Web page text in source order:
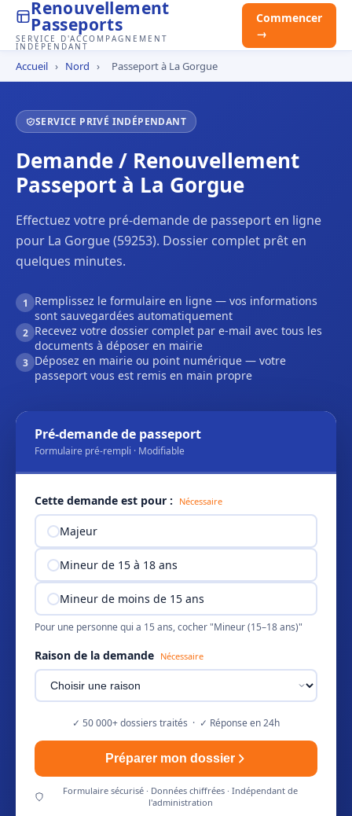
Renouvellement
Passeports
SERVICE D'ACCOMPAGNEMENT
INDÉPENDANT
Commencer
→
Accueil › Nord › Passeport à La Gorgue
SERVICE PRIVÉ INDÉPENDANT
Demande / Renouvellement
Passeport à La Gorgue
Effectuez votre pré-demande de passeport en ligne
pour La Gorgue (59253). Dossier complet prêt en
quelques minutes.
1
Remplissez le formulaire en ligne — vos informations
sont sauvegardées automatiquement
2 Recevez votre dossier complet par e-mail avec tous les
documents à déposer en mairie
3 Déposez en mairie ou point numérique — votre
passeport vous est remis en main propre
Pré-demande de passeport
Formulaire pré-rempli · Modifiable
Cette demande est pour : Nécessaire
Majeur
Mineur de 15 à 18 ans
Mineur de moins de 15 ans
Pour une personne qui a 15 ans, cocher "Mineur (15–18 ans)"
Raison de la demande Nécessaire
✓ 50 000+ dossiers traités · ✓ Réponse en 24h
Préparer mon dossier
Formulaire sécurisé · Données chiffrées · Indépendant de
l'administration